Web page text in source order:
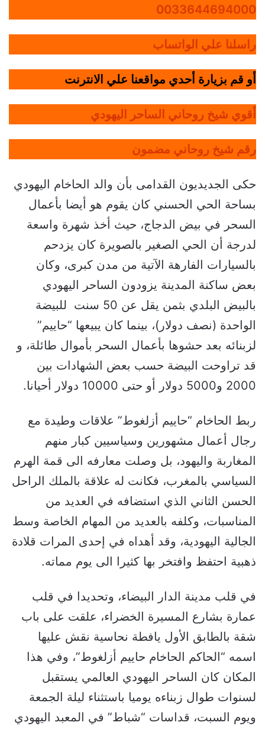
0033644694000
راسلنا علي الواتساب
أو قم بزيارة أحدي مواقعنا علي الانترنت
أقوي شيخ روحاني الساحر اليهودي
رقم شيخ روحاني مضمون
حكى الجديديون القدامى بأن والد الحاخام اليهودي
بساحة الحي الحسني كان يقوم هو أيضا بأعمال
السحر في بيض الدجاج، حيث أخذ شهرة واسعة
لدرجة أن الحي الصغير بالصويرة كان يزدحم
بالسيارات الفارهة الآتية من مدن كبرى، وكان
بعض ساكنة المدينة يزودون الساحر اليهودي
بالبيض البلدي بثمن يقل عن 50 سنت للبيضة
الواحدة (نصف دولار)، بينما كان يبيعها “حاييم”
لزبنائه بعد حشوها بأعمال السحر بأموال طائلة، و
قد تراوحت البيضة حسب بعض الشهادات بين
2000 و5000 دولار أو حتى 10000 دولار أحيانا.
ربط الحاخام “حاييم أزلغوط” علاقات وطيدة مع
رجال أعمال مشهورين وسياسيين كبار منهم
المغاربة واليهود، بل وصلت معارفه الى قمة الهرم
السياسي بالمغرب، فكانت له علاقة بالملك الراحل
الحسن الثاني الذي استضافه في العديد من
المناسبات، وكلفه بالعديد من المهام الخاصة وسط
الجالية اليهودية، وقد أهداه في إحدى المرات قلادة
ذهبية احتفظ وافتخر بها كثيرا الى يوم مماته.
في قلب مدينة الدار البيضاء، وتحديدا في قلب
عمارة بشارع المسيرة الخضراء، علقت على باب
شقة بالطابق الأول يافطة نحاسية نقش عليها
اسمه “الحاكم الحاخام حاييم أزلغوط”، وفي هذا
المكان كان الساحر اليهودي العالمي يستقبل
لسنوات طوال زبناءه يوميا باستثناء ليلة الجمعة
ويوم السبت، قداسات “شباط” في المعبد اليهودي